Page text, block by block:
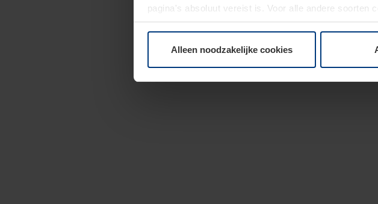
pagina's absoluut vereist is. Voor alle andere soorten
moment bij de uitleg van de cookies op pagina
Alleen noodzakelijke cookies